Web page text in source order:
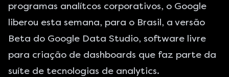
programas analítcos corporativos, o Google
liberou esta semana, para o Brasil, a versão
Beta do Google Data Studio, software livre
para criação de dashboards que faz parte da
suíte de tecnologias de analytics.